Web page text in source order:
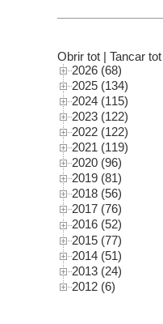
Obrir tot | Tancar tot
2026 (68)
2025 (134)
2024 (115)
2023 (122)
2022 (122)
2021 (119)
2020 (96)
2019 (81)
2018 (56)
2017 (76)
2016 (52)
2015 (77)
2014 (51)
2013 (24)
2012 (6)